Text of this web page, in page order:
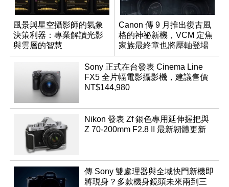
風景與星空攝影師的氣象
決策利器：專業解讀光影
與雲層的智慧
App「Atmos」登場
Canon 傳 9 月推出復古風
格的神祕新機，VCM 定焦
家族最終章也將壓軸登場
Sony 正式在台發表 Cinema Line
FX5 全片幅電影攝影機，建議售價
NT$144,980
Nikon 發表 Zf 銀色專用延伸握把與
Z 70-200mm F2.8 II 最新韌體更新
傳 Sony 雙處理器與全域快門新機即
將現身？多款機身鏡頭未來兩到三